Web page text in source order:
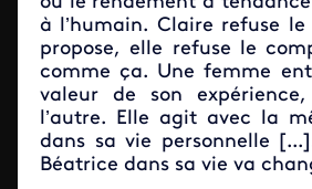
à l’humain. Claire refuse le
propose, elle refuse le
comme ça. Une femme
valeur de son
l’autre. Elle agit avec la
dans sa vie personnelle
Béatrice dans sa vie va